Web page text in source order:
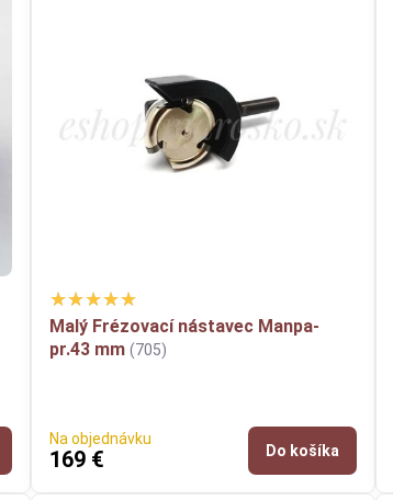
Malý Frézovací nástavec Manpa-
pr.43 mm (705)
Na objednávku
169 € Do košíka